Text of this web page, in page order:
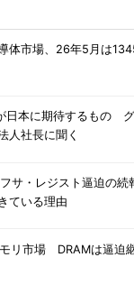
体市場、26年5月は
日本に期待するもの
人社長に聞く
サ・レジスト逼迫の
ている理由
リ市場 DRAMは逼迫